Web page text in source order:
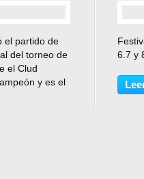
el partido de
del torneo de
el Clud
y es el
de
de ida y
6.7 y